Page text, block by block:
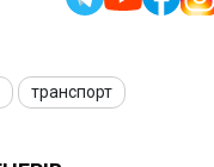
транспорт